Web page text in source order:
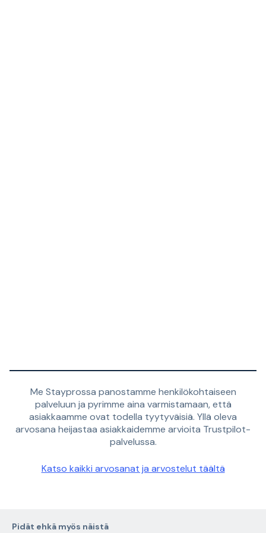
Me Stayprossa panostamme henkilökohtaiseen
palveluun ja pyrimme aina varmistamaan, että
asiakkaamme ovat todella tyytyväisiä. Yllä oleva
arvosana heijastaa asiakkaidemme arvioita Trustpilot-
palvelussa.
Katso kaikki arvosanat ja arvostelut täältä
Pidät ehkä myös näistä